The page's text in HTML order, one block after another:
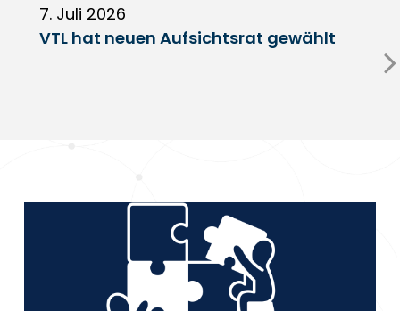
7. Juli 2026
VTL hat neuen Aufsichtsrat gewählt